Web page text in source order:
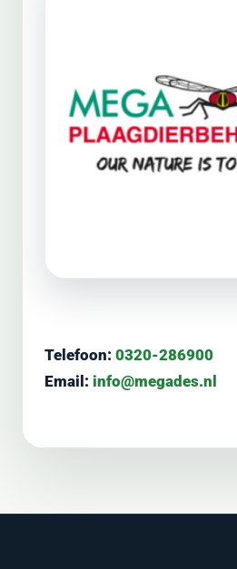
Telefoon: 0320-286900
Email: info@megades.nl